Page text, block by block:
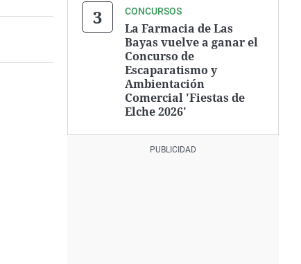
CONCURSOS
La Farmacia de Las
Bayas vuelve a ganar el
Concurso de
Escaparatismo y
Ambientación
Comercial 'Fiestas de
Elche 2026'